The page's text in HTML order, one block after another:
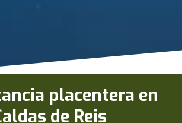
placentera en
de Reis